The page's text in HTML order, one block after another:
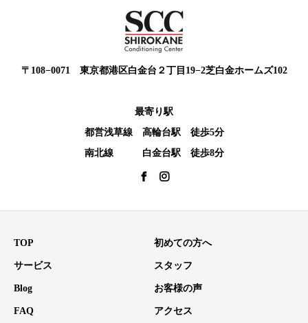
〒108−0071 東京都港区白金台２丁目19−2芝白金ホームズ102
最寄り駅
都営浅草線 高輪台駅 徒歩5分
南北線 白金台駅 徒歩8分
TOP 初めての方へ
サービス スタッフ
Blog お客様の声
FAQ アクセス